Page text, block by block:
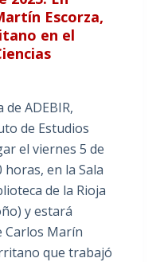
Escorza,
en el
de ADEBIR,
de Estudios
el viernes 5 de
horas, en la Sala
de la Rioja
y estará
Carlos Marín
que trabajó